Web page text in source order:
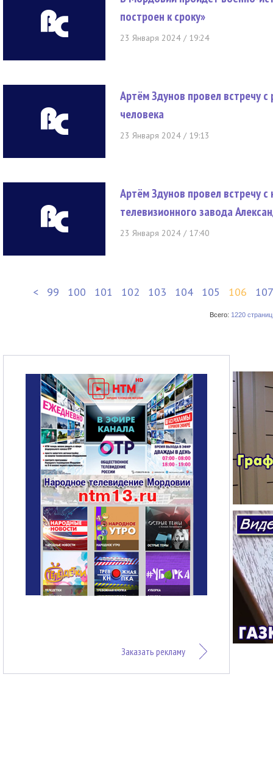
построен к сроку»
23 Января 2024 / 19:24
Артём Здунов провел встречу
человека
23 Января 2024 / 19:13
Артём Здунов провел встречу
телевизионного завода
23 Января 2024 / 17:40
< 99 100 101 102 103 104 105 106 107
Всего: 1220 страниц
Заказать рекламу